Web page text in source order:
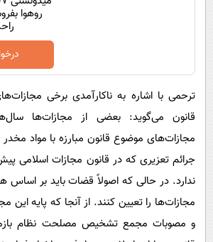
روهوا
ترحمی با اشاره به ناکارآمدی برخی
قانون می‌گوید: بعضی از مجازات‌ها
مجازات‌های موضوع قانون مبارزه با مواد مخدر
جرائم تعزیری که در قانون مجازات اسلامی
ندارد. در حالی که اصولاً قضات باید بر اساس
و مصوبات مجمع تشخیص مصلحت نظام